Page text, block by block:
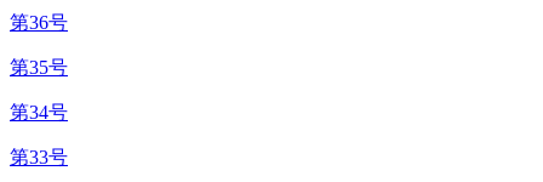
第36号
第35号
第34号
第33号